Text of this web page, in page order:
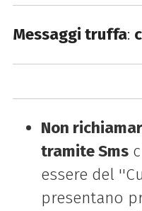
Messaggi truffa:
Non
tramite Sms
essere del
presentano